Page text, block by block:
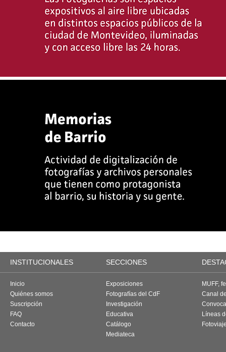
INSTITUCIONALES SECCIONES
Inicio
Quiénes somos
Suscripción
FAQ
Contacto
Exposiciones
Fotografías del CdF
Investigación
Educativa
Catálogo
Mediateca
MUFF,
Canal
Líneas